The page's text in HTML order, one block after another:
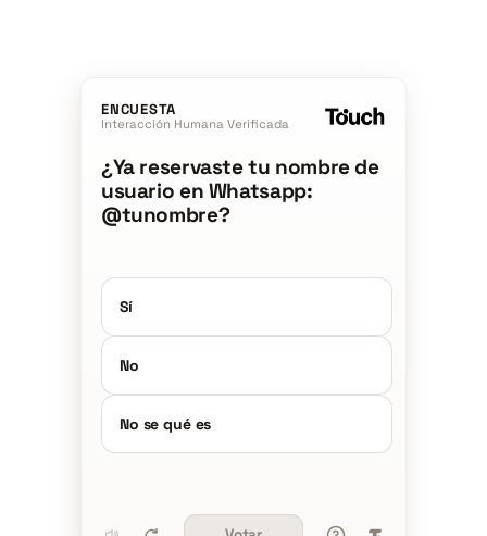
ENCUESTA
Interacción Humana Verificada
¿Ya reservaste tu nombre de
usuario en Whatsapp:
@tunombre?
Sí
No
No se qué es